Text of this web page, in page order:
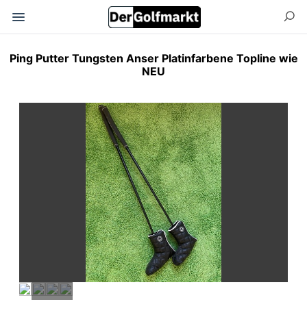
Ping Putter Tungsten Anser Platinfarbene Topline wie
NEU